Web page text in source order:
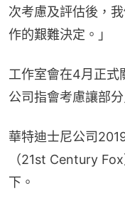
次考慮及評估後，
作的艱難決定。」
工作室會在4月正式
公司指會考慮讓部
華特迪士尼公司
（21st Century
下。